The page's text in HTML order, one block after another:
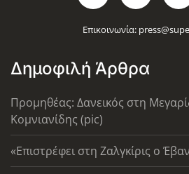
Επικοινωνία:
Δημοφιλή Άρθρα
Προμηθέας: Δανεικός στη
Κομνιανίδης (pic)
«Επιστρέφει στη Ζαλγκίρις ο